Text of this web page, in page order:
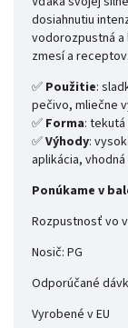
dosiahnutiu
vodorozpustná a
zmesí a receptov.
✅ Použitie:
pečivo, mliečne
✅ Forma:
✅Výhody:
aplikácia,
Ponúkame v
Rozpustnosť vo
Nosič: PG
Odporúčané
Vyrobené v EU